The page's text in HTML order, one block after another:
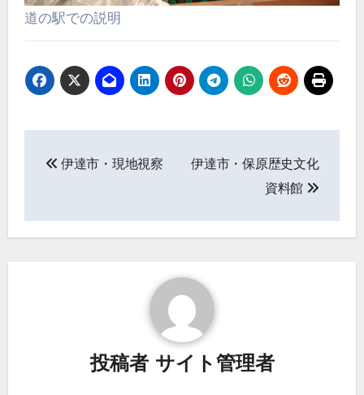
道の駅での説明
ビ
伊達市・現地視察
伊達市・保原歴史文化
資料館
投稿者 サイト管理者